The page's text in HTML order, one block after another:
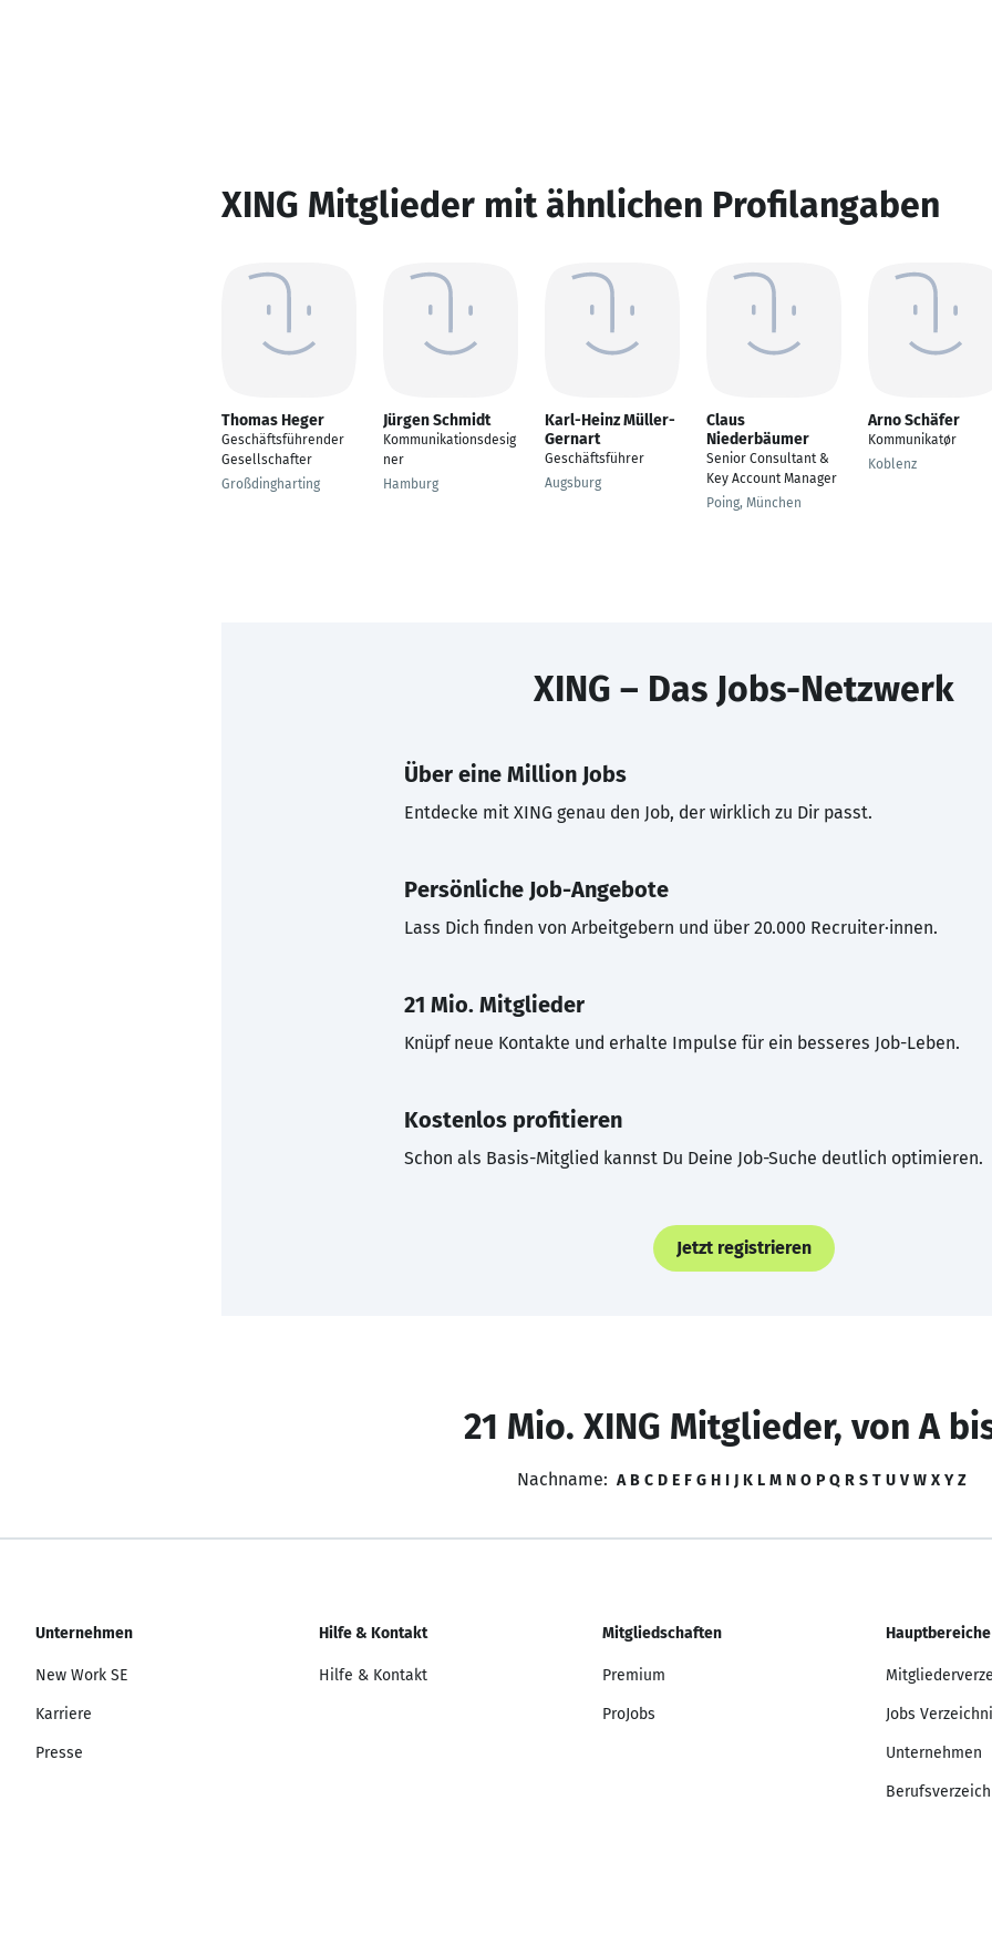
XING Mitglieder mit ähnlichen Profilangaben
Thomas Heger
Geschäftsführender
Gesellschafter
Großdingharting
Jürgen Schmidt
Kommunikationsdesig
ner
Hamburg
Karl-Heinz Müller-
Gernart
Geschäftsführer
Augsburg
Claus
Niederbäumer
Senior Consultant &
Key Account Manager
Poing, München
Arno Schäfer
Kommunikatør
Koblenz
XING – Das Jobs-Netzwerk
Über eine Million Jobs
Entdecke mit XING genau den Job, der wirklich zu Dir passt.
Persönliche Job-Angebote
Lass Dich finden von Arbeitgebern und über 20.000 Recruiter·innen.
21 Mio. Mitglieder
Knüpf neue Kontakte und erhalte Impulse für ein besseres Job-Leben.
Kostenlos profitieren
Schon als Basis-Mitglied kannst Du Deine Job-Suche deutlich optimieren.
Jetzt registrieren
21 Mio. XING Mitglieder, von A
Nachname: A B C D E F G H I J K L M N O P Q R S T U V W X Y Z
Unternehmen
New Work SE
Karriere
Presse
Hilfe & Kontakt
Hilfe & Kontakt
Mitgliedschaften
Premium
ProJobs
Hauptbereiche
Jobs
Unternehmen